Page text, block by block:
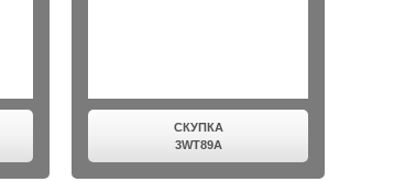
СКУПКА
3WT89A